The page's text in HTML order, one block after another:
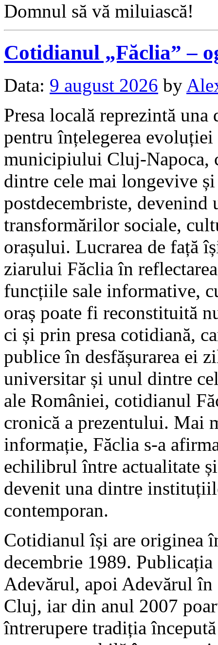
Domnul să vă miluiască!
Cotidianul „Făclia” –
Data: 9 august 2026 by
Presa locală reprezintă
pentru înțelegerea
municipiului Cluj-Napoca,
dintre cele mai longevive
postdecembriste, devenind
transformărilor sociale,
orașului. Lucrarea de față
ziarului Făclia în
funcțiile sale informative,
oraș poate fi reconstituită
ci și prin presa cotidiană,
publice în desfășurarea ei
universitar și unul dintre
ale României, cotidianul
cronică a prezentului. Mai
informație, Făclia s-a
echilibrul între actualitate
devenit una dintre
contemporan.
Cotidianul își are originea
decembrie 1989.
Adevărul, apoi Adevărul
Cluj, iar din anul 2007
întrerupere tradiția